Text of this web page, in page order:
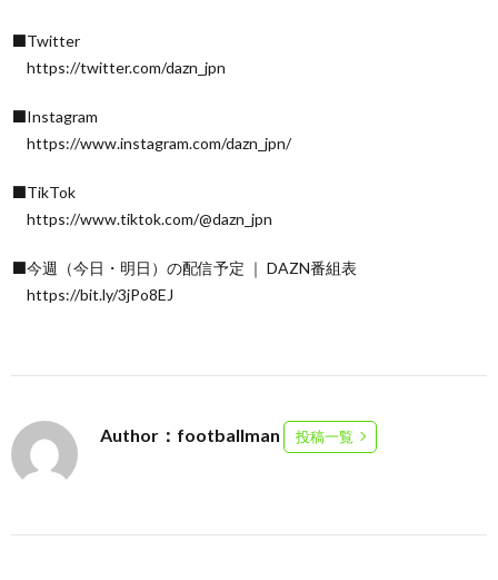
⬛Twitter
https://twitter.com/dazn_jpn
⬛Instagram
https://www.instagram.com/dazn_jpn/
⬛TikTok
https://www.tiktok.com/@dazn_jpn
⬛今週（今日・明日）の配信予定 ｜ DAZN番組表
https://bit.ly/3jPo8EJ
Author：footballman 投稿一覧